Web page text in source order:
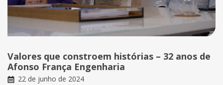
Valores que constroem histórias – 32 anos de
Afonso França Engenharia
22 de junho de 2024